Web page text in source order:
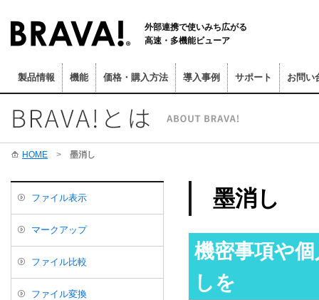
外部連携で使いみち広がる
高速・多機能ビューア
製品情報 機能 価格・購入方法 導入事例 サポート お問い
HOME > 墨消し
ファイル表示
マークアップ
ファイル比較
ファイル変換
墨消し
機密事項や
しを